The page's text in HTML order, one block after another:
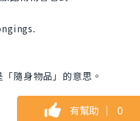
隨身物品」的意思。
有幫助 ｜ 0